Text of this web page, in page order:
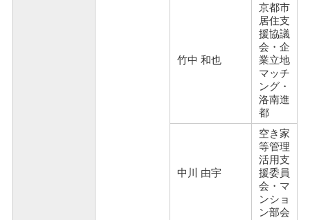
竹中 和也
京都市
居住支
援協議
会・企
業立地
マッチ
ング・
洛南進
都
中川 由宇
空き家
等管理
活用支
援委員
会・マ
ンショ
ン部会